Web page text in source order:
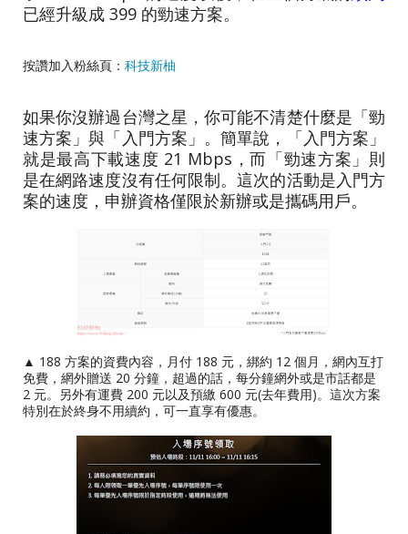
已經升級成 399 的勁速方案。
按讚加入粉絲頁： 科技新柚
如果你沒辦過台灣之星，你可能不清楚什麼是「勁
速方案」與「入門方案」。簡單說，「入門方案」
就是最高下載速度 21 Mbps，而「勁速方案」則
是在網路速度沒有任何限制。這次的活動是入門方
案的速度，申辦資格僅限於新辦或是攜碼用戶。
▲ 188 方案的資費內容，月付 188 元，綁約 12 個月，網內互打
免費，網外贈送 20 分鐘，超過的話，每分鐘網外或是市話都是
2 元。另外有運費 200 元以及預繳 600 元(去年費用)。這次方案
特別在於終身不用續約，可一直享有優惠。